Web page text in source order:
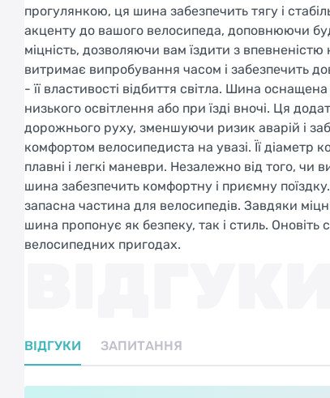
прогулянкою, ця шина забезпечить тягу і
акценту до вашого велосипеда, доповнюючи
міцність, дозволяючи вам їздити з
витримає випробування часом і забезпечить
- її властивості відбиття світла. Шина
низького освітлення або при їзді вночі. Ця
дорожнього руху, зменшуючи ризик аварій і
комфортом велосипедиста на увазі. Її діаметр
плавні і легкі маневри. Незалежно від того, чи
шина забезпечить комфортну і приємну
запасна частина для велосипедів. Завдяки
шина пропонує як безпеку, так і стиль. Оновіть
велосипедних пригодах.
ВІДГУКИ ЗАПИТАННЯ